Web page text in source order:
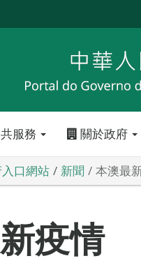
服務 關於政府
口網站 新聞 本澳最
疫情